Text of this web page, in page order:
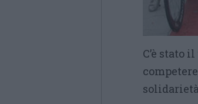
C’è stato